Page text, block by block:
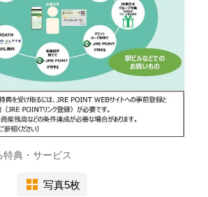
典・サービス
写真5枚